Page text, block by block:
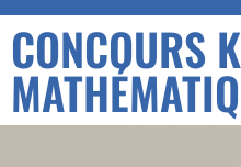
CONCOURS